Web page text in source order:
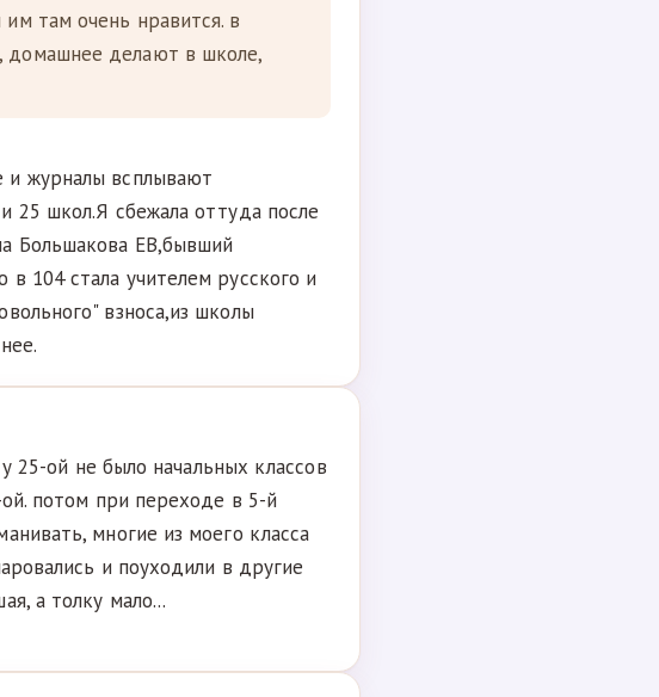
там очень нравится. в
домашнее делают в школе,
и журналы всплывают
25 школ.Я сбежала оттуда после
Большакова ЕВ,бывший
104 стала учителем русского и
взноса,из школы
25-ой не было начальных классов
потом при переходе в 5-й
многие из моего класса
и поуходили в другие
а толку мало...